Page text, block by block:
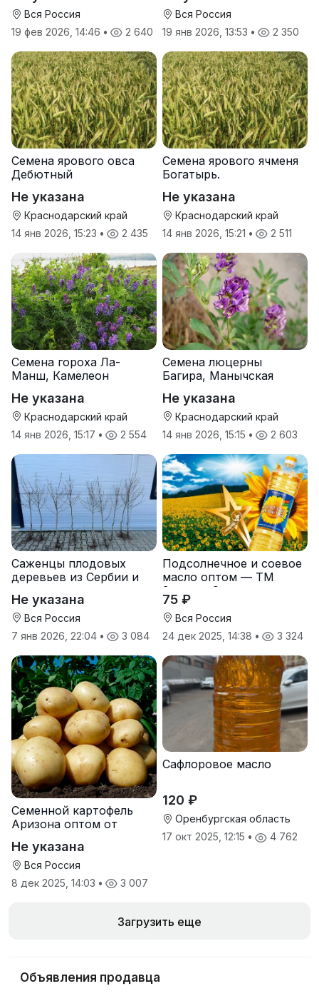
Вся Россия
19 фев 2026, 14:46 • 2 640
Вся Россия
19 янв 2026, 13:53 • 2 350
Семена ярового овса
Дебютный
Не указана
Краснодарский край
14 янв 2026, 15:23 • 2 435
Семена ярового ячменя
Богатырь.
Не указана
Краснодарский край
14 янв 2026, 15:21 • 2 511
Семена гороха Ла-
Манш, Камелеон
Не указана
Краснодарский край
14 янв 2026, 15:17 • 2 554
Семена люцерны
Багира, Манычская
Не указана
Краснодарский край
14 янв 2026, 15:15 • 2 603
Саженцы плодовых
деревьев из Сербии и
Не указана
Вся Россия
7 янв 2026, 22:04 • 3 084
Подсолнечное и соевое
масло оптом — ТМ
Золотая Семечка
75 ₽
Вся Россия
24 дек 2025, 14:38 • 3 324
Семенной картофель
Аризона оптом от
Не указана
Вся Россия
8 дек 2025, 14:03 • 3 007
Сафлоровое масло
120 ₽
Оренбургская область
17 окт 2025, 12:15 • 4 762
Загрузить еще
Объявления продавца